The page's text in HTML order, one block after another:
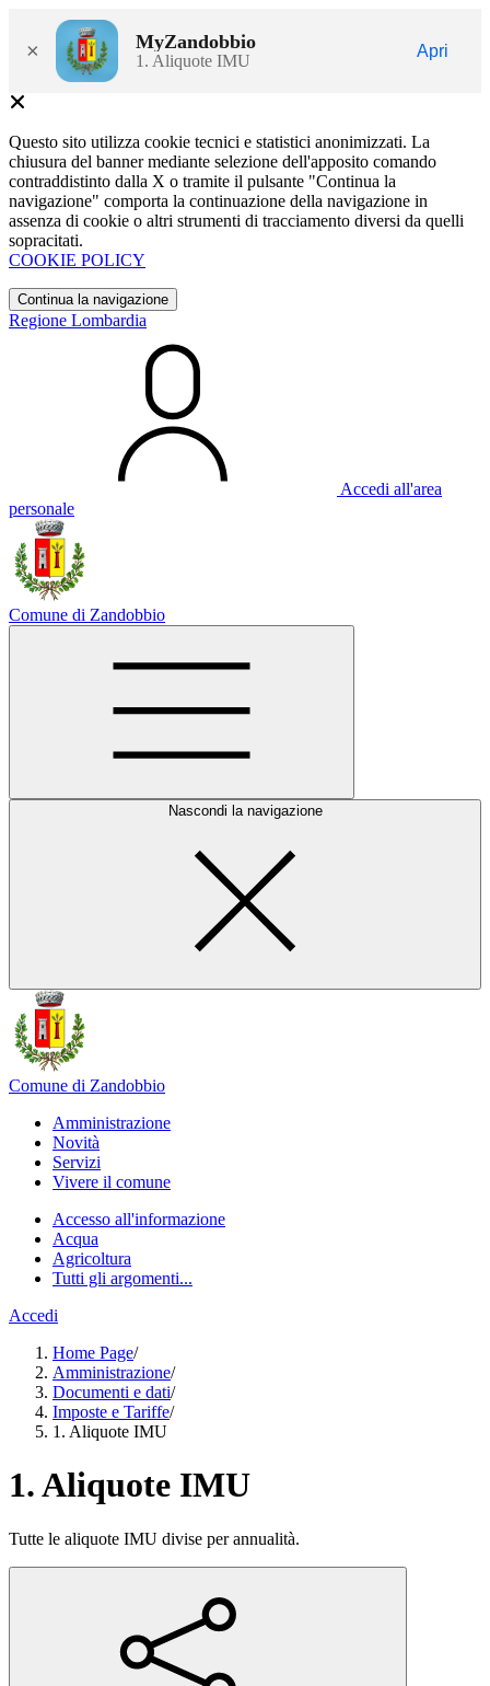
× MyZandobbio
1. Aliquote IMU
Apri
Questo sito utilizza cookie tecnici e statistici anonimizzati. La
chiusura del banner mediante selezione dell'apposito comando
contraddistinto dalla X o tramite il pulsante "Continua la
navigazione" comporta la continuazione della navigazione in
assenza di cookie o altri strumenti di tracciamento diversi da quelli
sopracitati.
COOKIE POLICY
Continua la navigazione
Regione Lombardia
Accedi all'area
personale
Comune di Zandobbio
Nascondi la navigazione
Comune di Zandobbio
Amministrazione
Novità
Servizi
Vivere il comune
Accesso all'informazione
Acqua
Agricoltura
Tutti gli argomenti...
Accedi
Home Page/
Amministrazione/
Documenti e dati/
Imposte e Tariffe/
1. Aliquote IMU
1. Aliquote IMU
Tutte le aliquote IMU divise per annualità.